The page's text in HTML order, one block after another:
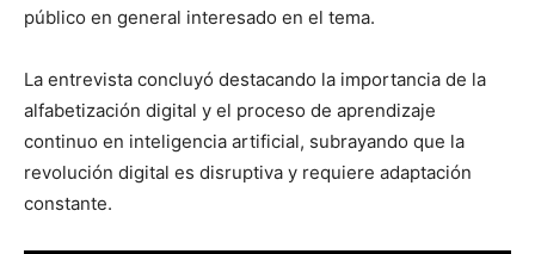
público en general interesado en el tema.
La entrevista concluyó destacando la importancia de la
alfabetización digital y el proceso de aprendizaje
continuo en inteligencia artificial, subrayando que la
revolución digital es disruptiva y requiere adaptación
constante.